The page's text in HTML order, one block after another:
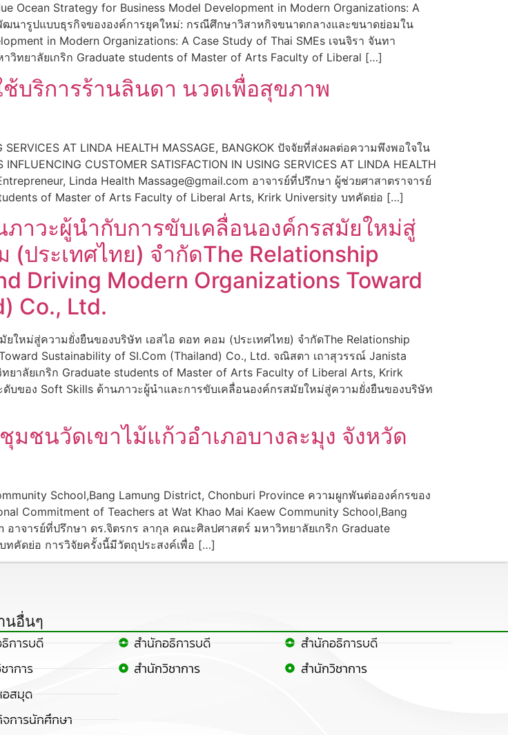
Strategy for Business Model Development in Modern Organizations: A
นารูปแบบธุรกิจขององค์การยุคใหม่: กรณีศึกษาวิสาหกิจขนาดกลางและขนาดย่อมใน
in Modern Organizations: A Case Study of Thai SMEs เจนจิรา จันทา
ทยาลัยเกริก Graduate students of Master of Arts Faculty of Liberal […]
บริการร้านลินดา นวดเพื่อสุขภาพ
SERVICES AT LINDA HEALTH MASSAGE, BANGKOK ปัจจัยที่ส่งผลต่อความพึงพอใจใน
CUSTOMER SATISFACTION IN USING SERVICES AT LINDA HEALTH
Linda Health Massage@gmail.com อาจารย์ที่ปรึกษา ผู้ช่วยศาสาตราจารย์
of Master of Arts Faculty of Liberal Arts, Krirk University บทคัดย่อ […]
าวะผู้นำกับการขับเคลื่อนองค์กรสมัยใหม่สู่
(ประเทศไทย) จำกัดThe Relationship
Driving Modern Organizations Toward
Co., Ltd.
หม่สู่ความยั่งยืนของบริษัท เอสไอ ดอท คอม (ประเทศไทย) จำกัดThe Relationship
Sustainability of SI.Com (Thailand) Co., Ltd. จณิสตา เถาสุวรรณ์ Janista
าลัยเกริก Graduate students of Master of Arts Faculty of Liberal Arts, Krirk
Soft Skills ด้านภาวะผู้นำและการขับเคลื่อนองค์กรสมัยใหม่สู่ความยั่งยืนของบริษัท
ชนวัดเขาไม้แก้วอำเภอบางละมุง จังหวัด
School,Bang Lamung District, Chonburi Province ความผูกพันต่อองค์กรของ
Commitment of Teachers at Wat Khao Mai Kaew Community School,Bang
าจารย์ที่ปรึกษา ดร.จิตรกร ลากุล คณะศิลปศาสตร์ มหาวิทยาลัยเกริก Graduate
คัดย่อ การวิจัยครั้งนี้มีวัตถุประสงค์เพื่อ […]
นอื่นๆ
การบดี
าการ
สมุด
การนักศึกษา
สำนักอธิการบดี
สำนักวิชาการ
สำนักอธิการบดี
สำนักวิชาการ